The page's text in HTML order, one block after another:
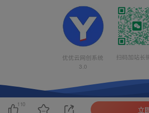
优优云网创系统
3.0
扫码加站长
110
立